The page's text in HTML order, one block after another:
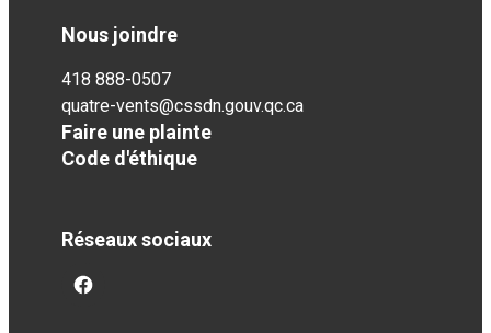
Nous joindre
418 888-0507
quatre-vents@cssdn.gouv.qc.ca
Faire une plainte
Code d'éthique
Réseaux sociaux
facebook